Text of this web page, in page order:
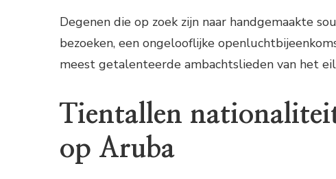
Degenen die op zoek zijn naar handgemaakte
bezoeken, een ongelooflijke
meest getalenteerde ambachtslieden van het
Tientallen
op Aruba